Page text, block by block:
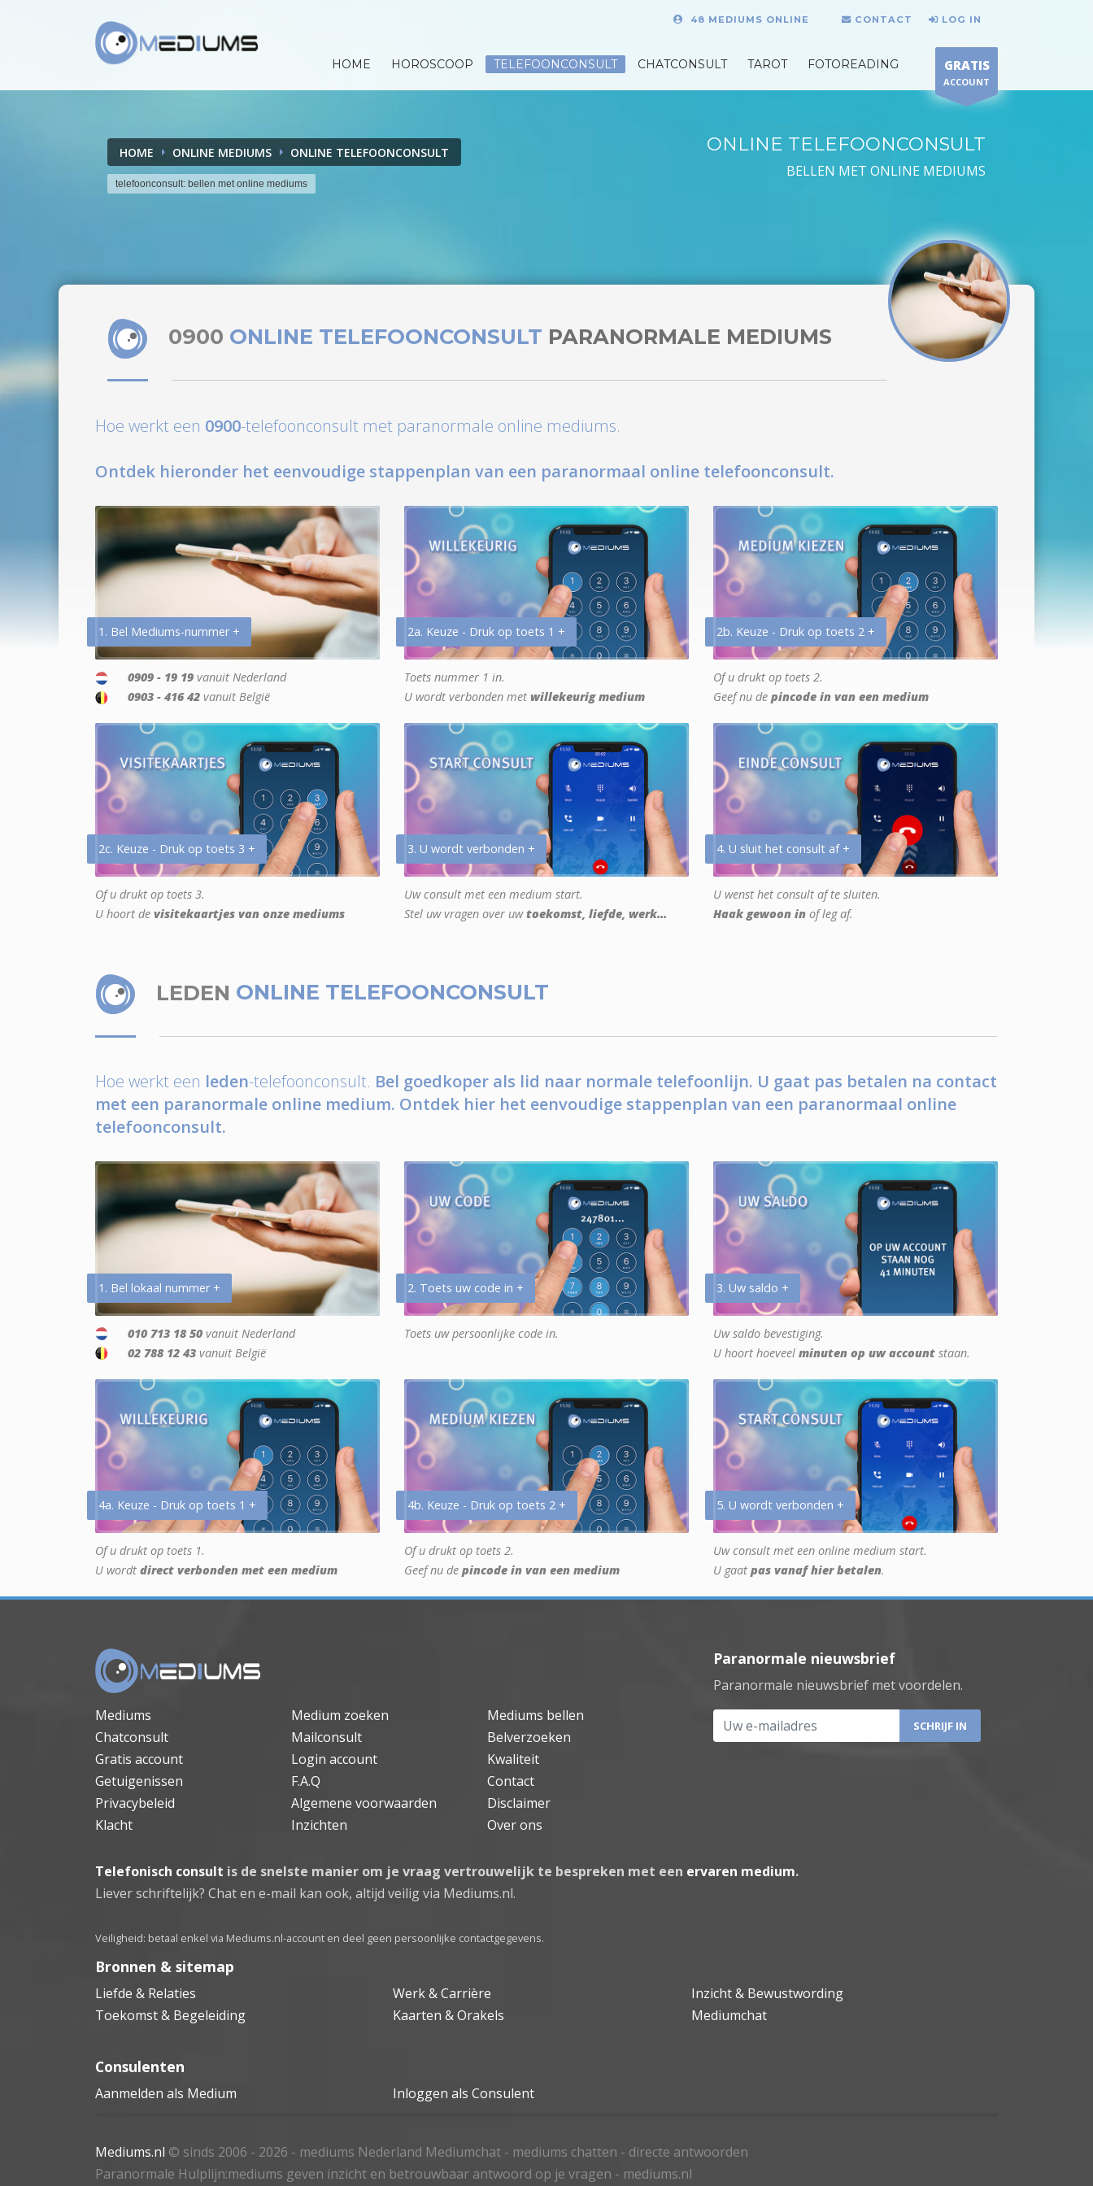
48 MEDIUMS ONLINE CONTACT LOG IN
HOME HOROSCOOP TELEFOONCONSULT CHATCONSULT TAROT FOTOREADING GRATIS
ACCOUNT
HOME ONLINE MEDIUMS ONLINE TELEFOONCONSULT
telefoonconsult: bellen met online mediums
ONLINE TELEFOONCONSULT
BELLEN MET ONLINE MEDIUMS
0900 ONLINE TELEFOONCONSULT PARANORMALE MEDIUMS
Hoe werkt een 0900-telefoonconsult met paranormale online mediums.
Ontdek hieronder het eenvoudige stappenplan van een paranormaal online telefoonconsult.
1. Bel Mediums-nummer +
0909 - 19 19 vanuit Nederland
0903 - 416 42 vanuit België
2a. Keuze - Druk op toets 1 +
Toets nummer 1 in.
U wordt verbonden met willekeurig medium
2b. Keuze - Druk op toets 2 +
Of u drukt op toets 2.
Geef nu de pincode in van een medium
2c. Keuze - Druk op toets 3 +
Of u drukt op toets 3.
U hoort de visitekaartjes van onze mediums
3. U wordt verbonden +
Uw consult met een medium start.
Stel uw vragen over uwtoekomst, liefde, werk...
4. U sluit het consult af +
U wenst het consult af te sluiten.
Haak gewoon in of leg af.
LEDEN ONLINE TELEFOONCONSULT
Hoe werkt een leden-telefoonconsult. Bel goedkoper als lid naar normale telefoonlijn. U gaat pas betalen na contact
met een paranormale online medium. Ontdek hier het eenvoudige stappenplan van een paranormaal online
telefoonconsult.
1. Bel lokaal nummer +
010 713 18 50 vanuit Nederland
02 788 12 43 vanuit België
2. Toets uw code in +
Toets uw persoonlijke code in.
3. Uw saldo +
Uw saldo bevestiging.
U hoort hoeveel minuten op uw account staan.
4a. Keuze - Druk op toets 1 +
Of u drukt op toets 1.
U wordt direct verbonden met een medium
4b. Keuze - Druk op toets 2 +
Of u drukt op toets 2.
Geef nu de pincode in van een medium
5. U wordt verbonden +
Uw consult met een online medium start.
U gaat pas vanaf hier betalen.
Mediums Medium zoeken
Mediums bellen
Chatconsult
Mailconsult
Belverzoeken
Gratis account
Login account
Kwaliteit
Getuigenissen
F.A.Q
Contact
Privacybeleid
Algemene voorwaarden
Disclaimer
Klacht
Inzichten Over ons
Paranormale nieuwsbrief
Paranormale nieuwsbrief met voordelen.
Uw e-mailadres
Telefonisch consult is de snelste manier om je vraag vertrouwelijk te bespreken met een ervaren medium.
Liever schriftelijk? Chat en e-mail kan ook, altijd veilig via Mediums.nl.
Veiligheid: betaal enkel via Mediums.nl-account en deel geen persoonlijke contactgegevens.
Bronnen & sitemap
Liefde & Relaties Werk & Carrière
Inzicht & Bewustwording
Toekomst & Begeleiding
Kaarten & Orakels Mediumchat
Consulenten
Aanmelden als Medium Inloggen als Consulent
Mediums.nl © sinds 2006 - 2026 - mediums Nederland Mediumchat - mediums chatten - directe antwoorden
Paranormale Hulplijn:mediums geven inzicht en betrouwbaar antwoord op je vragen - mediums.nl